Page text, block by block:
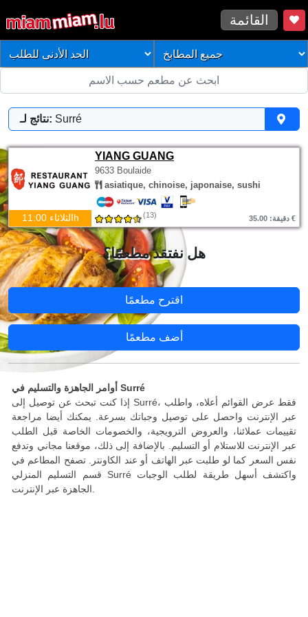
القائمة
نتائج لـ: Surré
YIANG GUANG
9633 Boulaide
asiatique, chinoise, japonaise, sushi
الثلاثاء 11:00h (13) دقيقة: 35.00 €
هل نفتقد مطعمًا؟
اقترح مطعمًا
أضف مطعمًا
أوامر الجاهزة والتسليم في Surré
إذا كنت تبحث عن توصيل إلى Surré، فقط عرض القوائم أعلاه، واطلب
عبر الإنترنت واحصل على توصيل وجباتك بسرعة. يمكنك أيضا مراجعة
تقييمات عملائنا، والعروض الترويجية، والخصومات الخاصة قبل الطلب
عبر الإنترنت للاستلام أو التسليم. بالإضافة إلى ذلك، موقعنا مجاني وتدفع
نفس السعر كما لو طلبت عبر الهاتف أو عند الكاونتر. تصفح المطاعم في
قسم التسليم المنزلي Surré واكتشف أسهل طريقة لطلب الوجبات